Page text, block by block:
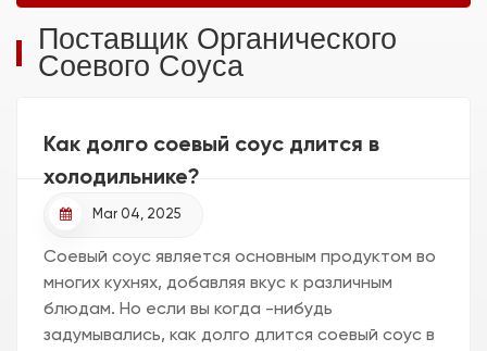
Поставщик Органического
Соевого Соуса
Как долго соевый соус длится в
холодильнике?
Mar 04, 2025
Соевый соус является основным продуктом во
многих кухнях, добавляя вкус к различным
блюдам. Но если вы когда -нибудь
задумывались, как долго длится соевый соус в